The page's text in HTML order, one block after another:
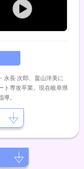
永長 次郎、畠山洋美に
専攻卒業。現在岐阜県
。